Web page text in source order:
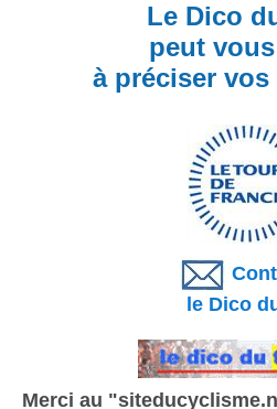
Le Dico
peut
à préciser
le Dico
Merci au